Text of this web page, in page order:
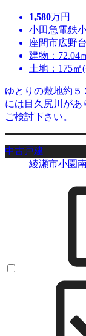
1,580万円
小田急電鉄
座間市広野
建物：72.04
土地：175㎡
ゆとりの敷地約
には目久尻川が
ご検討下さい。
中古戸建
綾瀬市小園